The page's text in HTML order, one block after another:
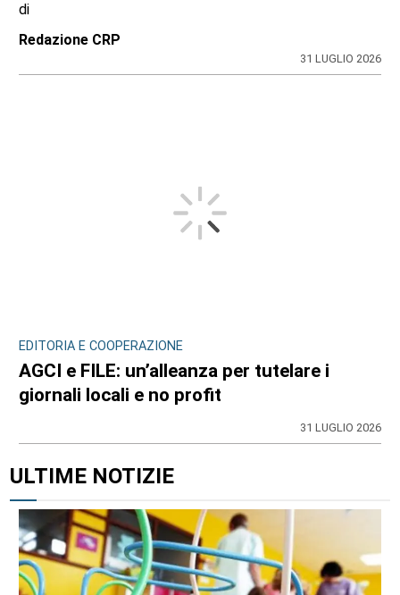
di
Redazione CRP
31 LUGLIO 2026
EDITORIA E COOPERAZIONE
AGCI e FILE: un’alleanza per tutelare i
giornali locali e no profit
31 LUGLIO 2026
ULTIME NOTIZIE